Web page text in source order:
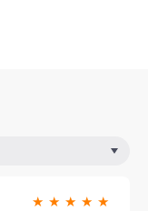
★ ★ ★ ★ ★